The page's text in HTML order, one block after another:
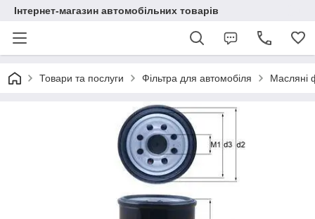
Інтернет-магазин автомобільних товарів
Товари та послуги Фільтра для автомобіля Масляні